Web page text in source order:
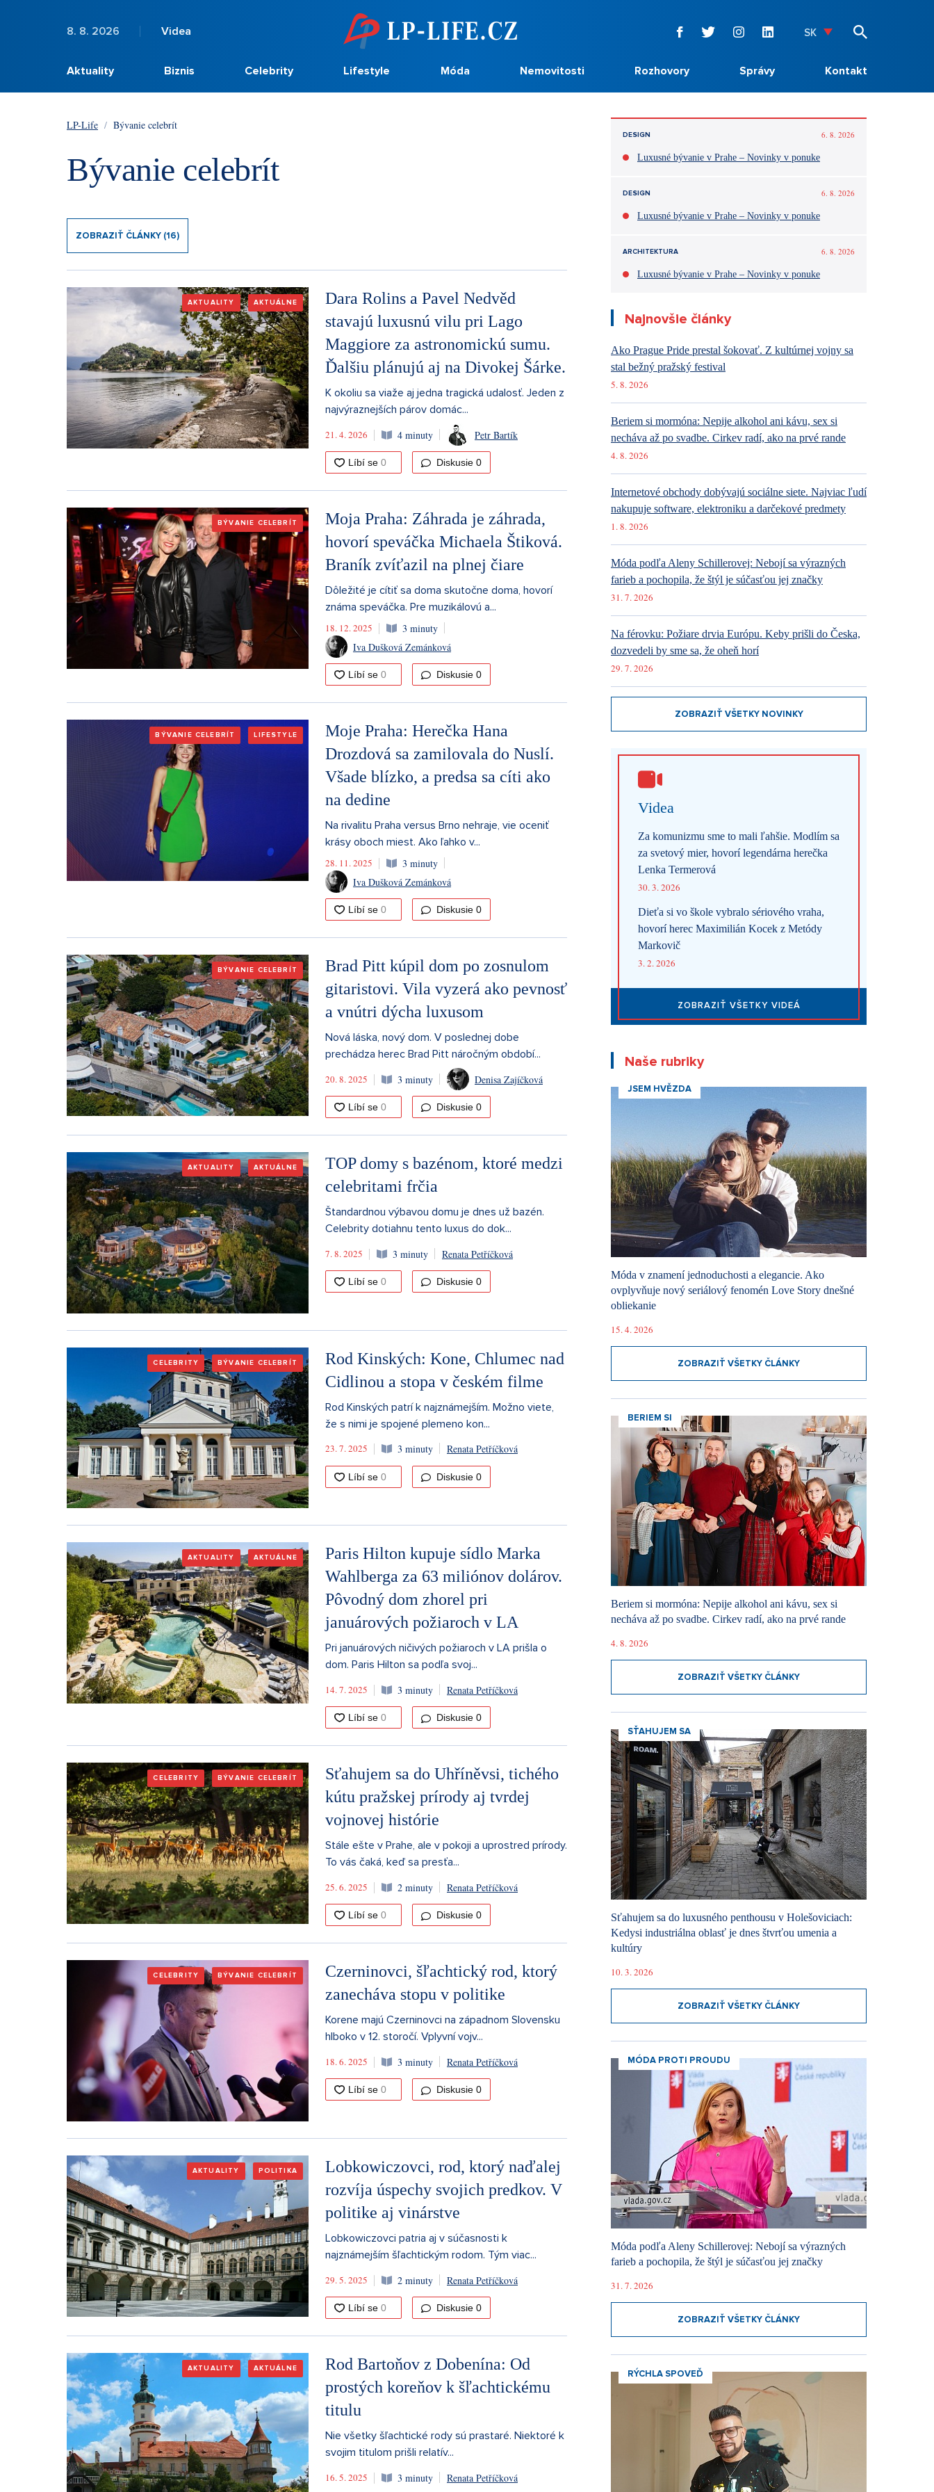
8. 8. 2026 Videa SK
Aktuality Biznis Celebrity Lifestyle Móda Nemovitosti Rozhovory Správy Kontakt
LP-Life / Bývanie celebrít
Bývanie celebrít
ZOBRAZIŤ ČLÁNKY (16)
AKTUALITY AKTUÁLNE
Dara Rolins a Pavel Nedvěd
stavajú luxusnú vilu pri Lago
Maggiore za astronomickú sumu.
Ďalšiu plánujú aj na Divokej Šárke.
K okoliu sa viaže aj jedna tragická udalosť. Jeden z
najvýraznejších párov domác...
21. 4. 2026 4 minuty Petr Bartík
Diskusie 0
BÝVANIE CELEBRÍT
Moja Praha: Záhrada je záhrada,
hovorí speváčka Michaela Štiková.
Braník zvíťazil na plnej čiare
Dôležité je cítiť sa doma skutočne doma, hovorí
známa speváčka. Pre muzikálovú a...
18. 12. 2025
3 minuty
Iva Dušková Zemánková
Diskusie 0
BÝVANIE CELEBRÍT LIFESTYLE
Moje Praha: Herečka Hana
Drozdová sa zamilovala do Nuslí.
Všade blízko, a predsa sa cíti ako
na dedine
Na rivalitu Praha versus Brno nehraje, vie oceniť
krásy oboch miest. Ako ľahko v...
28. 11. 2025
3 minuty
Iva Dušková Zemánková
Diskusie 0
BÝVANIE CELEBRÍT
Brad Pitt kúpil dom po zosnulom
gitaristovi. Vila vyzerá ako pevnosť
a vnútri dýcha luxusom
Nová láska, nový dom. V poslednej dobe
prechádza herec Brad Pitt náročným období...
20. 8. 2025 3 minuty Denisa Zajíčková
Diskusie 0
AKTUALITY AKTUÁLNE
TOP domy s bazénom, ktoré medzi
celebritami frčia
Štandardnou výbavou domu je dnes už bazén.
Celebrity dotiahnu tento luxus do dok...
7. 8. 2025 3 minuty Renata Petříčková
Diskusie 0
CELEBRITY BÝVANIE CELEBRÍT
Rod Kinských: Kone, Chlumec nad
Cidlinou a stopa v českém filme
Rod Kinských patrí k najznámejším. Možno viete,
že s nimi je spojené plemeno kon...
23. 7. 2025 3 minuty Renata Petříčková
Diskusie 0
AKTUALITY AKTUÁLNE
Paris Hilton kupuje sídlo Marka
Wahlberga za 63 miliónov dolárov.
Pôvodný dom zhorel pri
januárových požiaroch v LA
Pri januárových ničivých požiaroch v LA prišla o
dom. Paris Hilton sa podľa svoj...
14. 7. 2025 3 minuty Renata Petříčková
Diskusie 0
CELEBRITY BÝVANIE CELEBRÍT
Sťahujem sa do Uhříněvsi, tichého
kútu pražskej prírody aj tvrdej
vojnovej histórie
Stále ešte v Prahe, ale v pokoji a uprostred prírody.
To vás čaká, keď sa presťa...
25. 6. 2025 2 minuty Renata Petříčková
Diskusie 0
CELEBRITY BÝVANIE CELEBRÍT
Czerninovci, šľachtický rod, ktorý
zanecháva stopu v politike
Korene majú Czerninovci na západnom Slovensku
hlboko v 12. storočí. Vplyvní vojv...
18. 6. 2025 3 minuty Renata Petříčková
Diskusie 0
AKTUALITY POLITIKA
Lobkowiczovci, rod, ktorý naďalej
rozvíja úspechy svojich predkov. V
politike aj vinárstve
Lobkowiczovci patria aj v súčasnosti k
najznámejším šľachtickým rodom. Tým viac...
29. 5. 2025 2 minuty Renata Petříčková
Diskusie 0
AKTUALITY AKTUÁLNE
Rod Bartoňov z Dobenína: Od
prostých koreňov k šľachtickému
titulu
Nie všetky šľachtické rody sú prastaré. Niektoré k
svojim titulom prišli relatív...
16. 5. 2025 3 minuty Renata Petříčková
DESIGN 6. 8. 2026
Luxusné bývanie v Prahe – Novinky v ponuke
DESIGN 6. 8. 2026
Luxusné bývanie v Prahe – Novinky v ponuke
ARCHITEKTURA 6. 8. 2026
Luxusné bývanie v Prahe – Novinky v ponuke
Najnovšie články
Ako Prague Pride prestal šokovať. Z kultúrnej vojny sa
stal bežný pražský festival
5. 8. 2026
Beriem si mormóna: Nepije alkohol ani kávu, sex si
necháva až po svadbe. Cirkev radí, ako na prvé rande
4. 8. 2026
Internetové obchody dobývajú sociálne siete. Najviac ľudí
nakupuje software, elektroniku a darčekové predmety
1. 8. 2026
Móda podľa Aleny Schillerovej: Nebojí sa výrazných
farieb a pochopila, že štýl je súčasťou jej značky
31. 7. 2026
Na férovku: Požiare drvia Európu. Keby prišli do Česka,
dozvedeli by sme sa, že oheň horí
29. 7. 2026
ZOBRAZIŤ VŠETKY NOVINKY
Videa
Za komunizmu sme to mali ľahšie. Modlím sa
za svetový mier, hovorí legendárna herečka
Lenka Termerová
30. 3. 2026
Dieťa si vo škole vybralo sériového vraha,
hovorí herec Maximilián Kocek z Metódy
Markovič
3. 2. 2026
ZOBRAZIŤ VŠETKY VIDEÁ
Naše rubriky
JSEM HVĚZDA
Móda v znamení jednoduchosti a elegancie. Ako
ovplyvňuje nový seriálový fenomén Love Story dnešné
obliekanie
15. 4. 2026
ZOBRAZIŤ VŠETKY ČLÁNKY
BERIEM SI
Beriem si mormóna: Nepije alkohol ani kávu, sex si
necháva až po svadbe. Cirkev radí, ako na prvé rande
4. 8. 2026
ZOBRAZIŤ VŠETKY ČLÁNKY
SŤAHUJEM SA
Sťahujem sa do luxusného penthousu v Holešoviciach:
Kedysi industriálna oblasť je dnes štvrťou umenia a
kultúry
10. 3. 2026
ZOBRAZIŤ VŠETKY ČLÁNKY
MÓDA PROTI PROUDU
Móda podľa Aleny Schillerovej: Nebojí sa výrazných
farieb a pochopila, že štýl je súčasťou jej značky
31. 7. 2026
ZOBRAZIŤ VŠETKY ČLÁNKY
RÝCHLA SPOVEĎ